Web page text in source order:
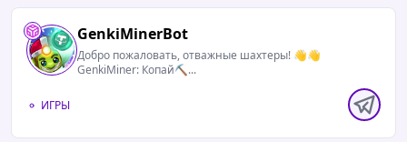
GenkiMinerBot
Добро пожаловать, отважные шахтеры! 👋👋
GenkiMiner: Копай⛏️...
ИГРЫ